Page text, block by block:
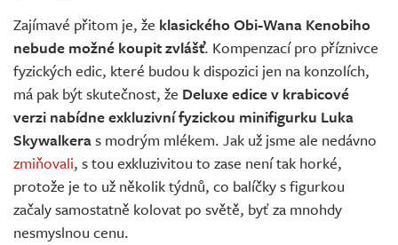
Zajímavé přitom je, že klasického Obi-Wana Kenobiho
nebude možné koupit zvlášť. Kompenzací pro příznivce
fyzických edic, které budou k dispozici jen na konzolích,
má pak být skutečnost, že Deluxe edice v krabicové
verzi nabídne exkluzivní fyzickou minifigurku Luka
Skywalkeras modrým mlékem. Jak už jsme ale nedávno
zmiňovali, s tou exkluzivitou to zase není tak horké,
protože je to už několik týdnů, co balíčky s figurkou
začaly samostatně kolovat po světě, byť za mnohdy
nesmyslnou cenu.